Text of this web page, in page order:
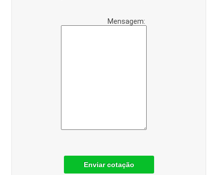
Mensagem:
Enviar cotação